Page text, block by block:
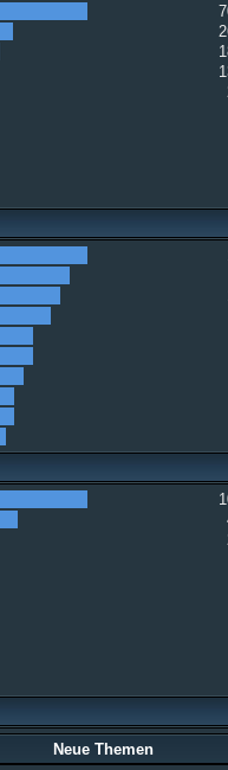
Neue Themen